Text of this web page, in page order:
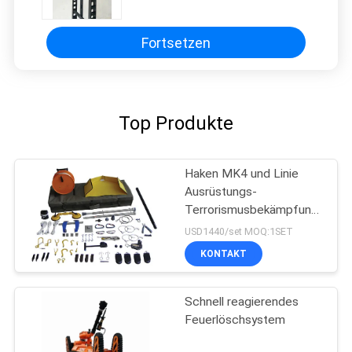
Fortsetzen
Top Produkte
Haken MK4 und Linie
Ausrüstungs-
Terrorismusbekämpfungs-
Ausrüstung für Griff-
Verdächtig-Sprengstoff
USD1440/set MOQ:1SET
KONTAKT
Schnell reagierendes
Feuerlöschsystem